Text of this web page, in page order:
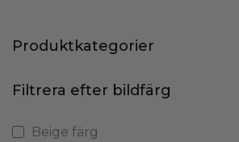
Produktkategorier
Filtrera efter bildfärg
Beige färg